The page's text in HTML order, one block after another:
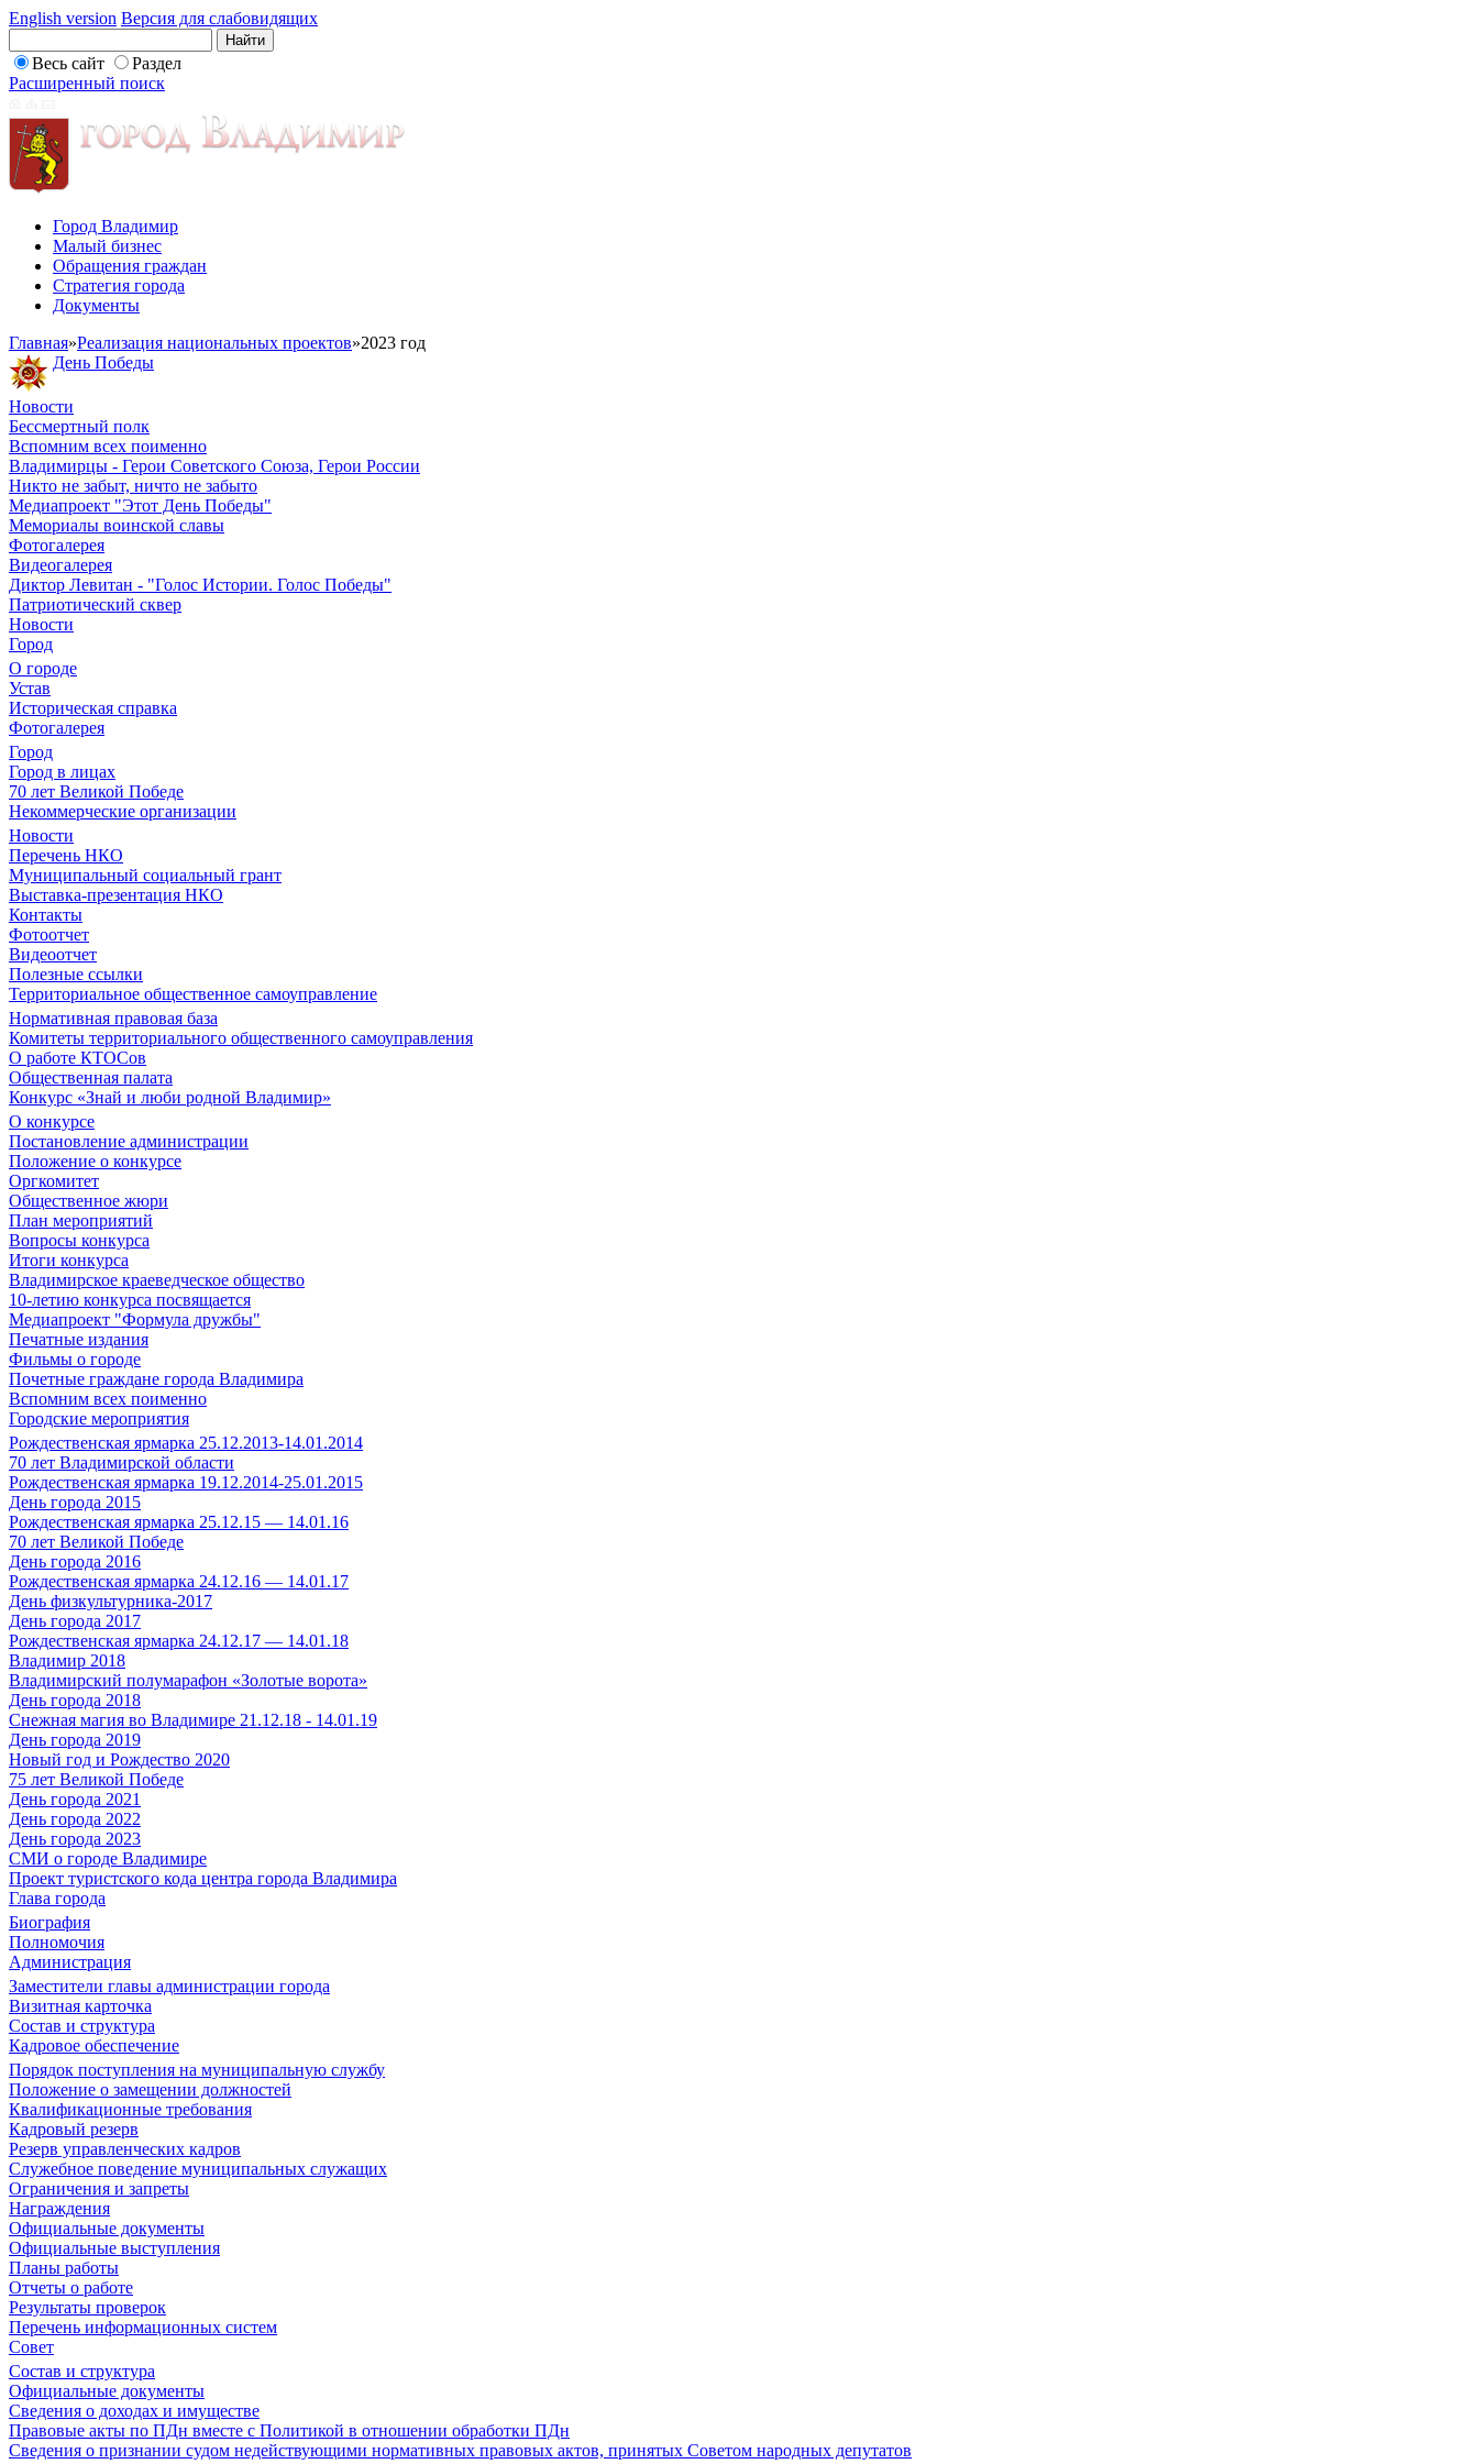
English version Версия для слабовидящих
Весь сайт
Раздел
Расширенный поиск
Город Владимир
Малый бизнес
Обращения граждан
Стратегия города
Документы
Главная»Реализация национальных проектов»2023 год
День Победы
Новости
Бессмертный полк
Вспомним всех поименно
Владимирцы - Герои Советского Союза, Герои России
Никто не забыт, ничто не забыто
Медиапроект "Этот День Победы"
Мемориалы воинской славы
Фотогалерея
Видеогалерея
Диктор Левитан - "Голос Истории. Голос Победы"
Патриотический сквер
Новости
Город
О городе
Устав
Историческая справка
Фотогалерея
Город
Город в лицах
70 лет Великой Победе
Некоммерческие организации
Новости
Перечень НКО
Муниципальный социальный грант
Выставка-презентация НКО
Контакты
Фотоотчет
Видеоотчет
Полезные ссылки
Территориальное общественное самоуправление
Нормативная правовая база
Комитеты территориального общественного самоуправления
О работе КТОСов
Общественная палата
Конкурс «Знай и люби родной Владимир»
О конкурсе
Постановление администрации
Положение о конкурсе
Оргкомитет
Общественное жюри
План мероприятий
Вопросы конкурса
Итоги конкурса
Владимирское краеведческое общество
10-летию конкурса посвящается
Медиапроект "Формула дружбы"
Печатные издания
Фильмы о городе
Почетные граждане города Владимира
Вспомним всех поименно
Городские мероприятия
Рождественская ярмарка 25.12.2013-14.01.2014
70 лет Владимирской области
Рождественская ярмарка 19.12.2014-25.01.2015
День города 2015
Рождественская ярмарка 25.12.15 — 14.01.16
70 лет Великой Победе
День города 2016
Рождественская ярмарка 24.12.16 — 14.01.17
День физкультурника-2017
День города 2017
Рождественская ярмарка 24.12.17 — 14.01.18
Владимир 2018
Владимирский полумарафон «Золотые ворота»
День города 2018
Снежная магия во Владимире 21.12.18 - 14.01.19
День города 2019
Новый год и Рождество 2020
75 лет Великой Победе
День города 2021
День города 2022
День города 2023
СМИ о городе Владимире
Проект туристского кода центра города Владимира
Глава города
Биография
Полномочия
Администрация
Заместители главы администрации города
Визитная карточка
Состав и структура
Кадровое обеспечение
Порядок поступления на муниципальную службу
Положение о замещении должностей
Квалификационные требования
Кадровый резерв
Резерв управленческих кадров
Служебное поведение муниципальных служащих
Ограничения и запреты
Награждения
Официальные документы
Официальные выступления
Планы работы
Отчеты о работе
Результаты проверок
Перечень информационных систем
Совет
Состав и структура
Официальные документы
Сведения о доходах и имуществе
Правовые акты по ПДн вместе с Политикой в отношении обработки ПДн
Сведения о признании судом недействующими нормативных правовых актов, принятых Советом народных депутатов